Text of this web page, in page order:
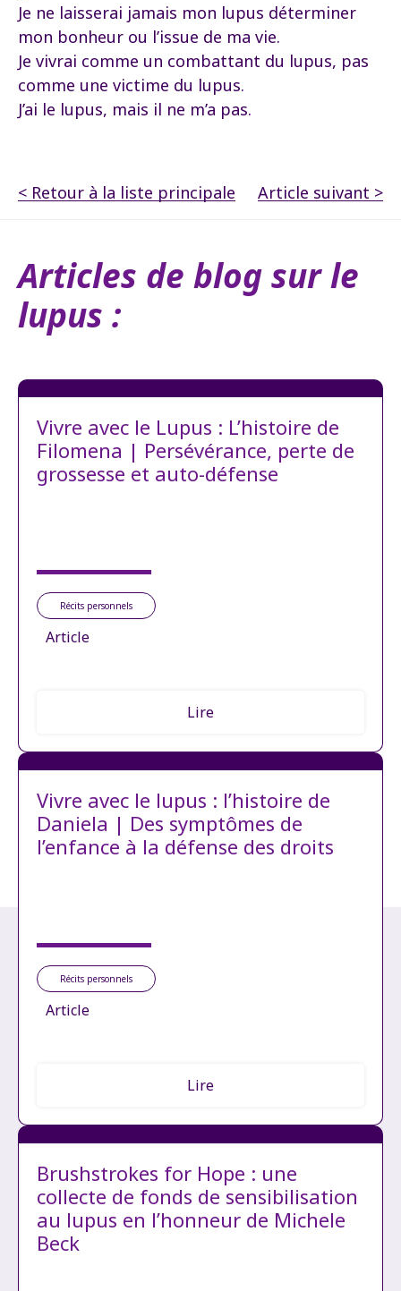
Je ne laisserai jamais mon lupus déterminer
mon bonheur ou l’issue de ma vie.
Je vivrai comme un combattant du lupus, pas
comme une victime du lupus.
J’ai le lupus, mais il ne m’a pas.
< Retour à la liste principale Article suivant >
Articles de blog sur le
lupus :
Vivre avec le Lupus : L’histoire de
Filomena | Persévérance, perte de
grossesse et auto-défense
Récits personnels
Article
Lire
Vivre avec le lupus : l’histoire de
Daniela | Des symptômes de
l’enfance à la défense des droits
Récits personnels
Article
Lire
Brushstrokes for Hope : une
collecte de fonds de sensibilisation
au lupus en l’honneur de Michele
Beck